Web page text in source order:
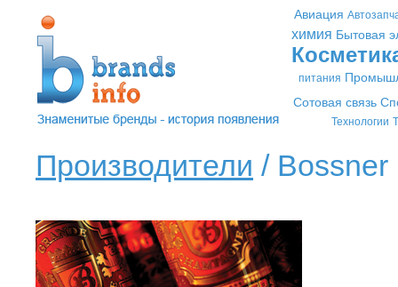
Авиация
химия Бытовая
питания
Сотовая связь
Технологии
Производители / Bossner